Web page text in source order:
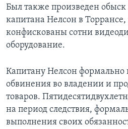
Был также произведен обыск
капитана Нелсон в
конфискованы сотни
оборудование.
Капитану Нелсон формально
обвинения во владении и
товаров.
на период следствия,
выполнения своих